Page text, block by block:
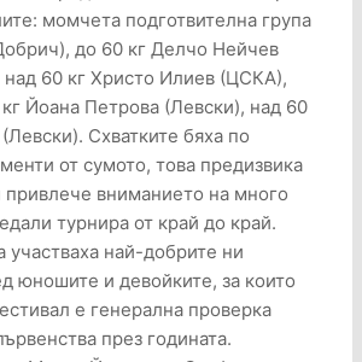
момчета подготвителна група
до 60 кг Делчо Нейчев
над 60 кг Христо Илиев (ЦСКА),
Йоана Петрова (Левски), над 60
Схватките бяха по
от сумото, това предизвика
привлече вниманието на много
турнира от край до край.
участваха най-добрите ни
юношите и девойките, за които
е генерална проверка
през годината.